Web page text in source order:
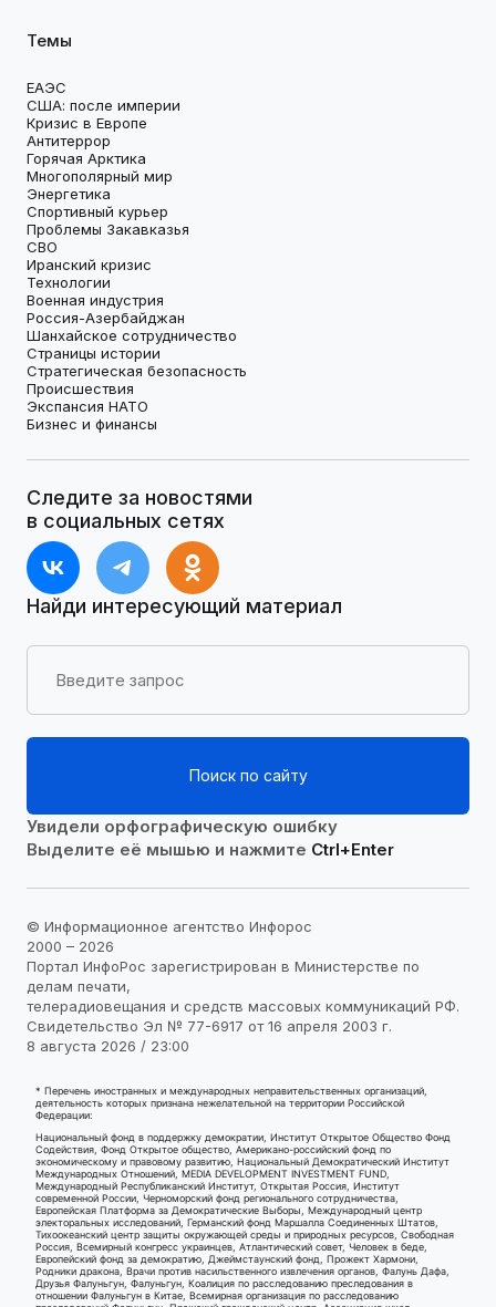
Темы
ЕАЭС
США: после империи
Кризис в Европе
Антитеррор
Горячая Арктика
Многополярный мир
Энергетика
Спортивный курьер
Проблемы Закавказья
СВО
Иранский кризис
Технологии
Военная индустрия
Россия-Азербайджан
Шанхайское сотрудничество
Страницы истории
Стратегическая безопасность
Происшествия
Экспансия НАТО
Бизнес и финансы
Следите за новостями
в социальных сетях
Найди интересующий материал
Поиск по сайту
Увидели орфографическую ошибку
Выделите её мышью и нажмите Ctrl+Enter
© Информационное агентство Инфорос
2000 – 2026
Портал ИнфоРос зарегистрирован в Министерстве по
делам печати,
телерадиовещания и средств массовых коммуникаций РФ.
Свидетельство Эл № 77-6917 от 16 апреля 2003 г.
8 августа 2026 / 23:00